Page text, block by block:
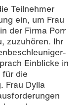
Teilnehmer
ein, um Frau
der Firma Porr
zuzuhören. Ihr
Einblicke in
die
Frau Dylla